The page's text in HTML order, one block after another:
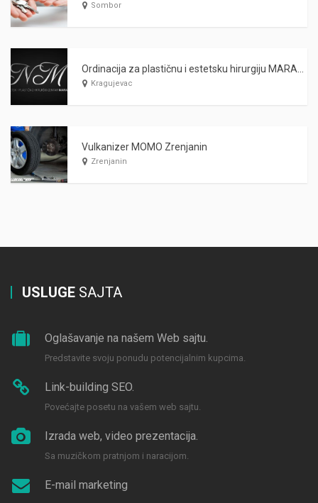
Sombor
Kragujevac
Vulkanizer MOMO Zrenjanin
Zrenjanin
USLUGE SAJTA
Oglašavanje na našem Web sajtu.
Predstavite svoju ponudu potencijalnim kupcima.
Link-building SEO.
Povećajte posetu na vašem web sajtu.
Izrada web, video prezentacija.
Sa muzičkom pratnjom i naracijom.
E-mail marketing